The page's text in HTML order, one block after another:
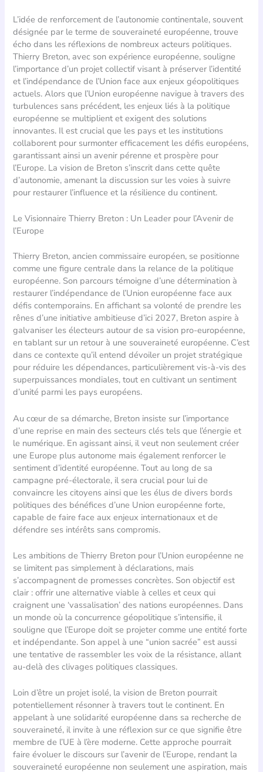
L’idée de renforcement de l’autonomie continentale, souvent
désignée par le terme de souveraineté européenne, trouve
écho dans les réflexions de nombreux acteurs politiques.
Thierry Breton, avec son expérience européenne, souligne
l’importance d’un projet collectif visant à préserver l’identité
et l’indépendance de l’Union face aux enjeux géopolitiques
actuels. Alors que l’Union européenne navigue à travers des
turbulences sans précédent, les enjeux liés à la politique
européenne se multiplient et exigent des solutions
innovantes. Il est crucial que les pays et les institutions
collaborent pour surmonter efficacement les défis européens,
garantissant ainsi un avenir pérenne et prospère pour
l’Europe. La vision de Breton s’inscrit dans cette quête
d’autonomie, amenant la discussion sur les voies à suivre
pour restaurer l’influence et la résilience du continent.
Le Visionnaire Thierry Breton : Un Leader pour l’Avenir de
l’Europe
Thierry Breton, ancien commissaire européen, se positionne
comme une figure centrale dans la relance de la politique
européenne. Son parcours témoigne d’une détermination à
restaurer l’indépendance de l’Union européenne face aux
défis contemporains. En affichant sa volonté de prendre les
rênes d’une initiative ambitieuse d’ici 2027, Breton aspire à
galvaniser les électeurs autour de sa vision pro-européenne,
en tablant sur un retour à une souveraineté européenne. C’est
dans ce contexte qu’il entend dévoiler un projet stratégique
pour réduire les dépendances, particulièrement vis-à-vis des
superpuissances mondiales, tout en cultivant un sentiment
d’unité parmi les pays européens.
Au cœur de sa démarche, Breton insiste sur l’importance
d’une reprise en main des secteurs clés tels que l’énergie et
le numérique. En agissant ainsi, il veut non seulement créer
une Europe plus autonome mais également renforcer le
sentiment d’identité européenne. Tout au long de sa
campagne pré-électorale, il sera crucial pour lui de
convaincre les citoyens ainsi que les élus de divers bords
politiques des bénéfices d’une Union européenne forte,
capable de faire face aux enjeux internationaux et de
défendre ses intérêts sans compromis.
Les ambitions de Thierry Breton pour l’Union européenne ne
se limitent pas simplement à déclarations, mais
s’accompagnent de promesses concrètes. Son objectif est
clair : offrir une alternative viable à celles et ceux qui
craignent une ‘vassalisation’ des nations européennes. Dans
un monde où la concurrence géopolitique s’intensifie, il
souligne que l’Europe doit se projeter comme une entité forte
et indépendante. Son appel à une “union sacrée” est aussi
une tentative de rassembler les voix de la résistance, allant
au-delà des clivages politiques classiques.
Loin d’être un projet isolé, la vision de Breton pourrait
potentiellement résonner à travers tout le continent. En
appelant à une solidarité européenne dans sa recherche de
souveraineté, il invite à une réflexion sur ce que signifie être
membre de l’UE à l’ère moderne. Cette approche pourrait
faire évoluer le discours sur l’avenir de l’Europe, rendant la
souveraineté européenne non seulement une aspiration, mais